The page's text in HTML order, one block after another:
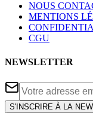
NOUS
MENTIONS
CGU
NEWSLETTER
S'INSCRIRE À LA